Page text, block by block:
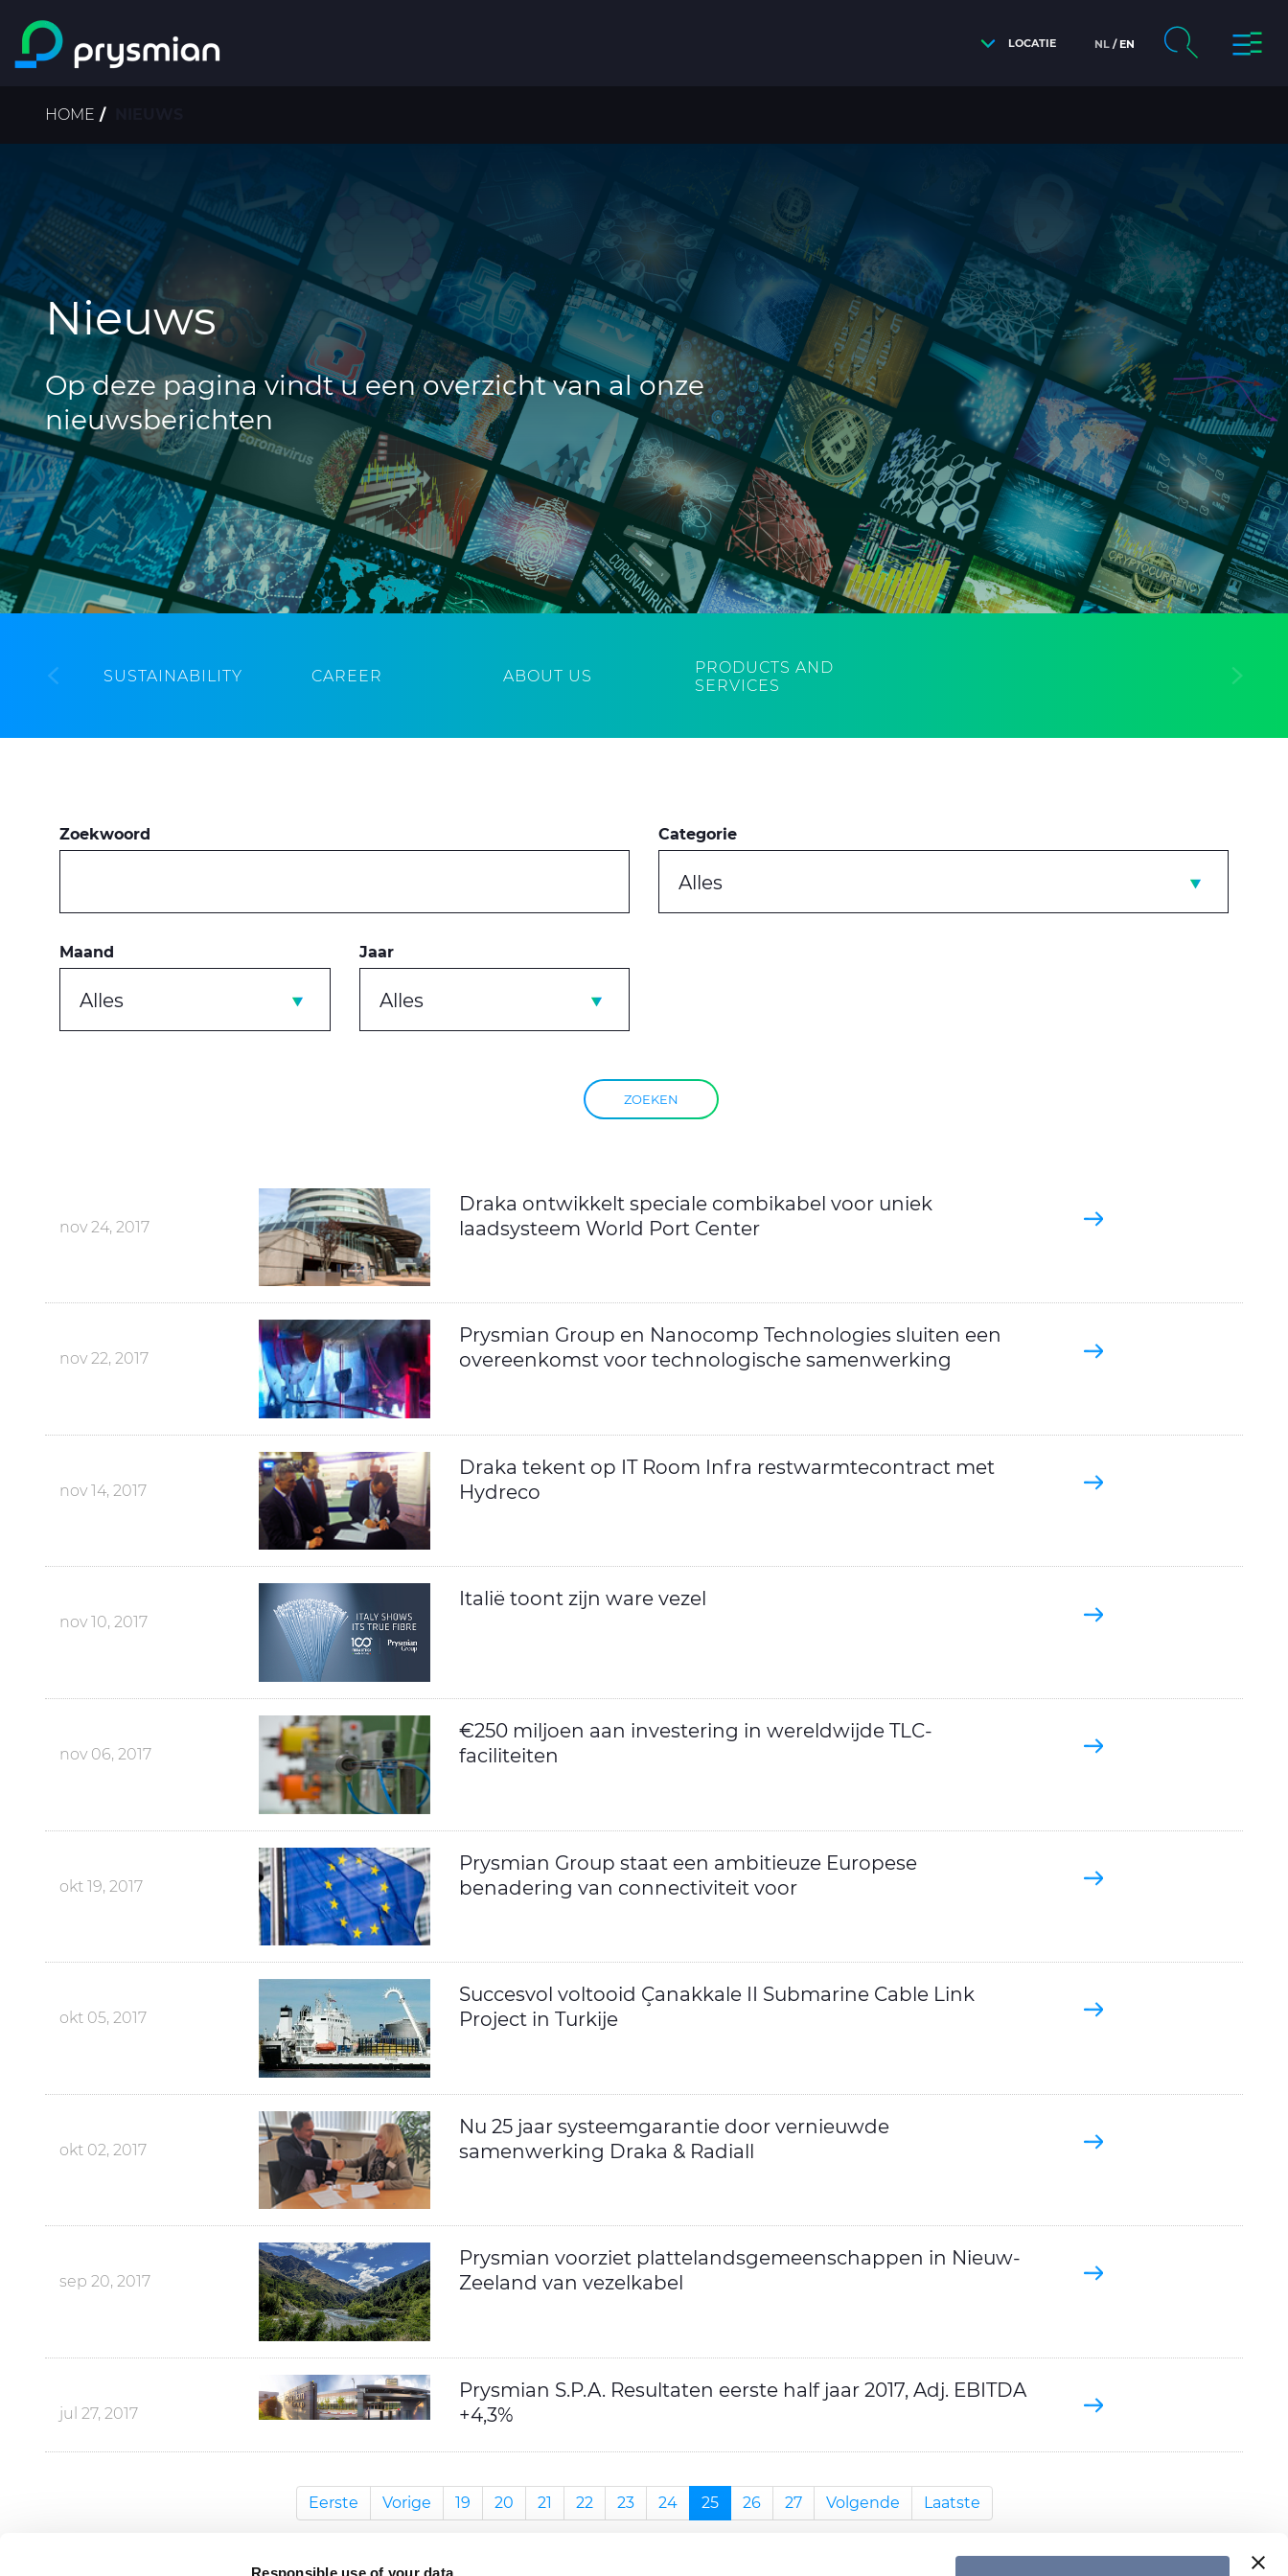
Responsible use of your data
ga naar de
hoofdinhoud
LOCATIE NL EN
Kruimelpad
HOME
Nieuws
Op deze pagina vindt u een overzicht van al onze
nieuwsberichten
SUSTAINABILITY CAREER ABOUT US
PRODUCTS AND
SERVICES
Zoekwoord Categorie
Alles
Maand
Alles
Jaar
Alles
ZOEKEN
nov 24, 2017
Draka ontwikkelt speciale combikabel voor uniek
laadsysteem World Port Center
nov 22, 2017
Prysmian Group en Nanocomp Technologies sluiten een
overeenkomst voor technologische samenwerking
nov 14, 2017
Draka tekent op IT Room Infra restwarmtecontract met
Hydreco
nov 10, 2017
Italië toont zijn ware vezel
nov 06, 2017
€250 miljoen aan investering in wereldwijde TLC-
faciliteiten
okt 19, 2017
Prysmian Group staat een ambitieuze Europese
benadering van connectiviteit voor
okt 05, 2017
Succesvol voltooid Çanakkale II Submarine Cable Link
Project in Turkije
okt 02, 2017
Nu 25 jaar systeemgarantie door vernieuwde
samenwerking Draka & Radiall
sep 20, 2017
Prysmian voorziet plattelandsgemeenschappen in Nieuw-
Zeeland van vezelkabel
jul 27, 2017
Prysmian S.P.A. Resultaten eerste half jaar 2017, Adj. EBITDA
+4,3%
Eerste Vorige 19 20 21 22 23 24 25 26 27 Volgende Laatste